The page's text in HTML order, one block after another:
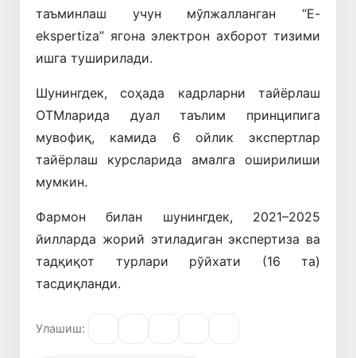
таъминлаш учун мўлжалланган “E-
ekspertiza” ягона электрон ахборот тизими
ишга туширилади.
Шунингдек, соҳада кадрларни тайёрлаш
ОТМларида дуал таълим принципига
мувофиқ, камида 6 ойлик экспертлар
тайёрлаш курсларида амалга оширилиши
мумкин.
Фармон билан шунингдек, 2021–2025
йилларда жорий этиладиган экспертиза ва
тадқиқот турлари рўйхати (16 та)
тасдиқланди.
Улашиш: